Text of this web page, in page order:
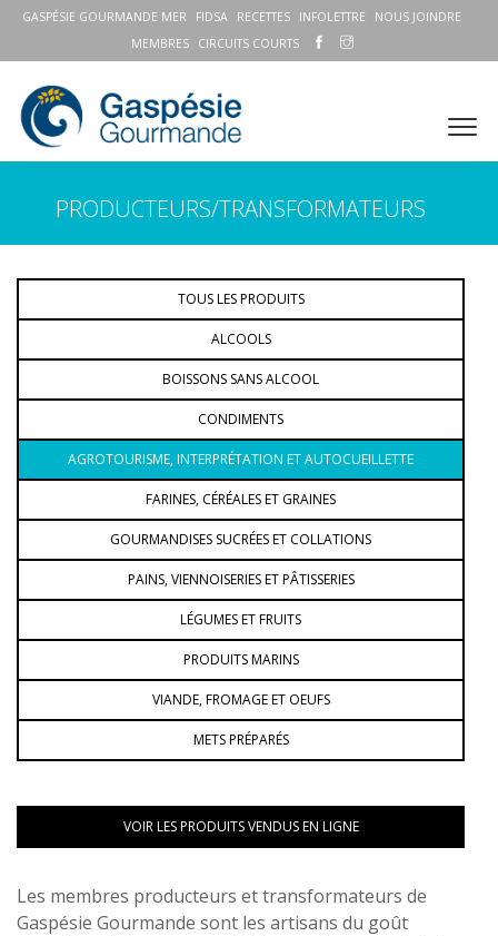
GASPÉSIE GOURMANDE MER FIDSA RECETTES INFOLETTRE
NOUS JOINDRE
MEMBRES
CIRCUITS COURTS
PRODUCTEURS/TRANSFORMATEURS
TOUS LES PRODUITS
ALCOOLS
BOISSONS SANS ALCOOL
CONDIMENTS
AGROTOURISME, INTERPRÉTATION ET AUTOCUEILLETTE
FARINES, CÉRÉALES ET GRAINES
GOURMANDISES SUCRÉES ET COLLATIONS
PAINS, VIENNOISERIES ET PÂTISSERIES
LÉGUMES ET FRUITS
PRODUITS MARINS
VIANDE, FROMAGE ET OEUFS
METS PRÉPARÉS
VOIR LES PRODUITS VENDUS EN LIGNE
Les membres producteurs et transformateurs de
Gaspésie Gourmande sont les artisans du goût